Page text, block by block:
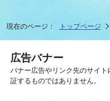
現在のページ： トップページ
広告バナー
バナー広告やリンク先のサイ
証するものではありません。